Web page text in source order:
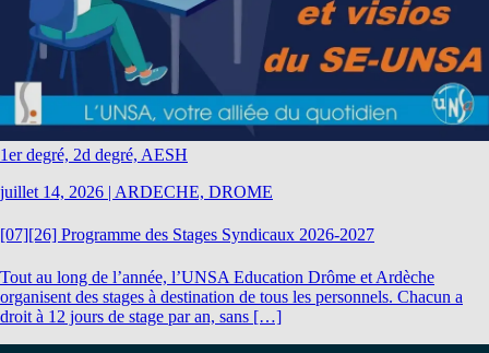
1er degré, 2d degré, AESH
juillet 14, 2026 | ARDECHE, DROME
[07][26] Programme des Stages Syndicaux 2026-2027
Tout au long de l’année, l’UNSA Education Drôme et Ardèche
organisent des stages à destination de tous les personnels. Chacun a
droit à 12 jours de stage par an, sans […]